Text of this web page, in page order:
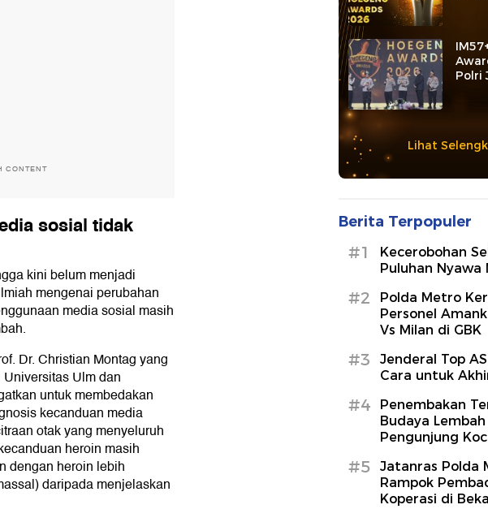
CONTENT
sosial tidak
kini belum menjadi
mengenai perubahan
media sosial masih
Dr. Christian Montag yang
Ulm dan
untuk membedakan
kecanduan media
otak yang menyeluruh
heroin masih
dengan heroin lebih
daripada menjelaskan
Polri
Lihat
Berita Terpopuler
#1
Kecerobohan
Puluhan Nyawa
#2
Polda Metro
Personel
Vs Milan di GBK
#3
Jenderal Top
Cara untuk
#4
Penembakan
Budaya
Pengunjung
#5
Jatanras Polda
Rampok
Koperasi di